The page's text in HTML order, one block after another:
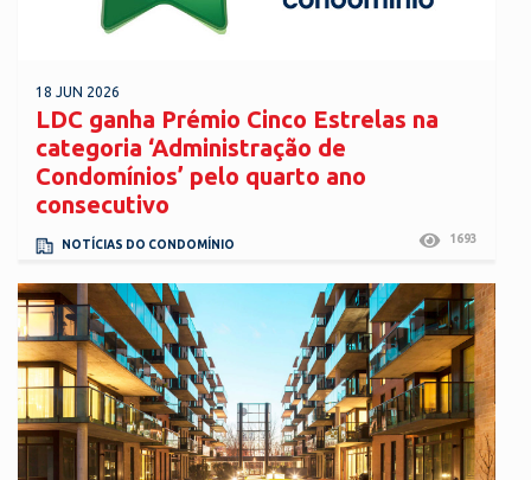
18 JUN 2026
LDC ganha Prémio Cinco Estrelas na
categoria ‘Administração de
Condomínios’ pelo quarto ano
consecutivo
NOTÍCIAS DO CONDOMÍNIO 1693